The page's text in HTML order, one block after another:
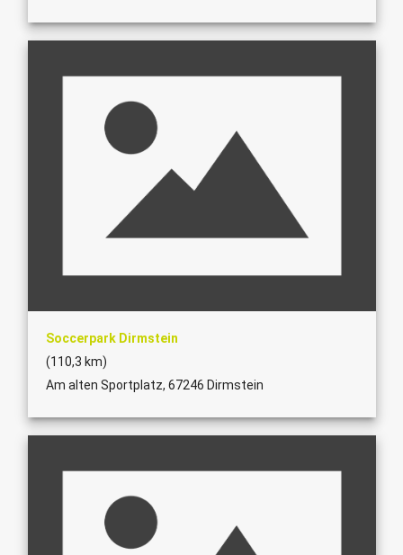
Soccerpark Dirmstein
(110,3 km)
Am alten Sportplatz, 67246 Dirmstein